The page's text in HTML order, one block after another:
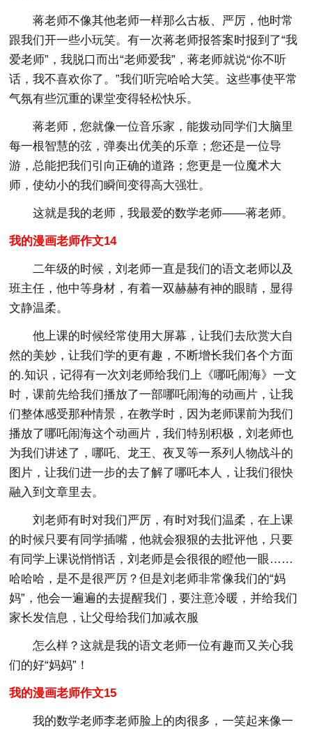
蒋老师不像其他老师一样那么古板、严厉，他时常
跟我们开一些小玩笑。有一次蒋老师报答案时报到了“我
爱老师”，我脱口而出“老师爱我”，蒋老师就说“你不听
话，我不喜欢你了。”我们听完哈哈大笑。这些事使平常
气氛有些沉重的课堂变得轻松快乐。
蒋老师，您就像一位音乐家，能拨动同学们大脑里
每一根智慧的弦，弹奏出优美的乐章；您还是一位导
游，总能把我们引向正确的道路；您更是一位魔术大
师，使幼小的我们瞬间变得高大强壮。
这就是我的老师，我最爱的数学老师——蒋老师。
我的漫画老师作文14
二年级的时候，刘老师一直是我们的语文老师以及
班主任，他中等身材，有着一双赫赫有神的眼睛，显得
文静温柔。
他上课的时候经常使用大屏幕，让我们去欣赏大自
然的美妙，让我们学的更有趣，不断增长我们各个方面
的.知识，记得有一次刘老师给我们上《哪吒闹海》一文
时，课前先给我们播放了一部哪吒闹海的动画片，让我
们整体感受那种情景，在教学时，因为老师课前为我们
播放了哪吒闹海这个动画片，我们特别积极，刘老师也
为我们讲述了，哪吒、龙王、夜叉等一系列人物战斗的
图片，让我们进一步的去了解了哪吒本人，让我们很快
融入到文章里去。
刘老师有时对我们严厉，有时对我们温柔，在上课
的时候只要有同学插嘴，他就会狠狠的去批评他，只要
有同学上课说悄悄话，刘老师是会很很的瞪他一眼……
哈哈哈，是不是很严厉？但是刘老师非常像我们的“妈
妈”，他会一遍遍的去提醒我们，要注意冷暖，并给我们
家长发信息，让父母给我们加减衣服
怎么样？这就是我的语文老师一位有趣而又关心我
们的好“妈妈”！
我的漫画老师作文15
我的数学老师李老师脸上的肉很多，一笑起来像一